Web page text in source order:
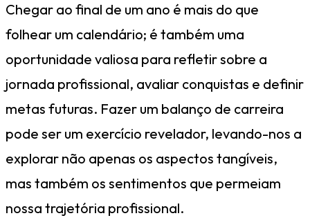
Chegar ao final de um ano é mais do que
folhear um calendário; é também uma
oportunidade valiosa para refletir sobre a
jornada profissional, avaliar conquistas e definir
metas futuras. Fazer um balanço de carreira
pode ser um exercício revelador, levando-nos a
explorar não apenas os aspectos tangíveis,
mas também os sentimentos que permeiam
nossa trajetória profissional.